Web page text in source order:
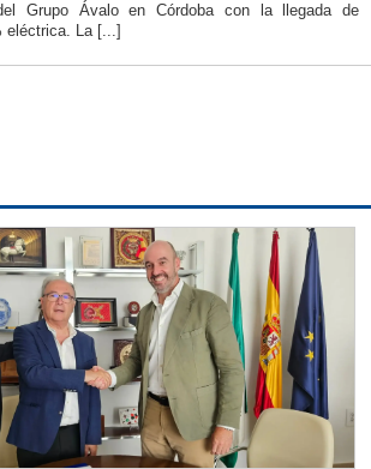
Grupo Ávalo en Córdoba con la llegada de
eléctrica. La [...]